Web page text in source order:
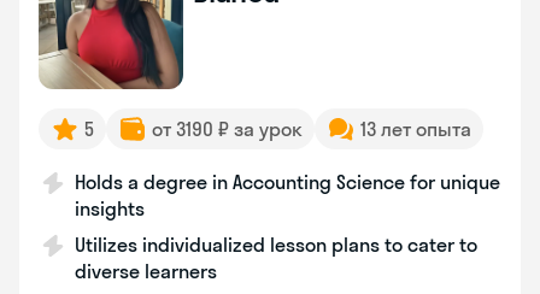
5 от 3190 ₽ за урок 13 лет опыта
Holds a degree in Accounting Science for unique
insights
Utilizes individualized lesson plans to cater to
diverse learners